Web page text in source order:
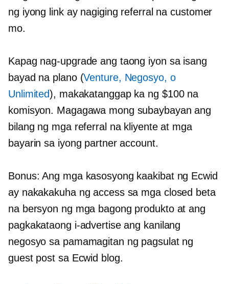
ng iyong link ay nagiging referral na customer
mo.
Kapag nag-upgrade ang taong iyon sa isang
bayad na plano (Venture, Negosyo, o
Unlimited), makakatanggap ka ng $100 na
komisyon. Magagawa mong subaybayan ang
bilang ng mga referral na kliyente at mga
bayarin sa iyong partner account.
Bonus: Ang mga kasosyong kaakibat ng Ecwid
ay nakakakuha ng access sa mga closed beta
na bersyon ng mga bagong produkto at ang
pagkakataong i-advertise ang kanilang
negosyo sa pamamagitan ng pagsulat ng
guest post sa Ecwid blog.